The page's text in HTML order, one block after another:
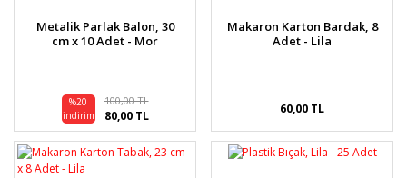
Metalik Parlak Balon, 30
cm x 10 Adet - Mor
%20
indirim
100,00 TL
80,00 TL
Makaron Karton Bardak, 8
Adet - Lila
60,00 TL